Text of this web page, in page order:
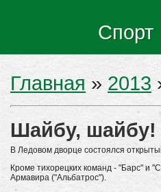
Спорт
Главная » 2013
Шайбу, шайбу!
В Ледовом дворце состоялся
Кроме тихорецких команд - "Барс" и
Армавира ("Альбатрос").